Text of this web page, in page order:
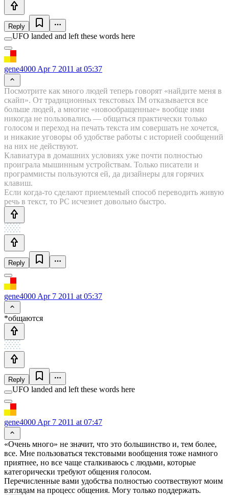
Reply
UFO landed and left these words here
gene4000 Apr 7 2011 at 05:37
Посмотрите как много людей теперь говорят «найдите меня в
скайп». От традиционных текстовых IM отказывается все
больше людей, а многие «новообращенные» вообще ими
никогда не пользовались — общаться практически только
голосом и переход на печать текста им совершать не хочется,
и никакие уговоры об удобстве работы с историей сообщений
на них не действуют.
Клавиатура в домашних условиях уже почти полностью
проиграла мышинным устройствам. Только писатели и
программисты пользуются ей, да дизайнеры для горячих
клавиш.
Если когда-то сделают приемлемый способ переводить живую
речь в текст, то PC исчезнет довольно быстро.
Reply
gene4000 Apr 7 2011 at 05:37
*общаются
Reply
UFO landed and left these words here
gene4000 Apr 7 2011 at 07:47
«Очень много» не значит, что это большинство и, тем более,
все. Мне пользоваться текстовыми вообщения тоже намного
приятнее, но все чаще сталкиваюсь с людьми, которые
категорически требуют общения голосом.
Перечисленные вами удобства полностью соотвествуют моим
взглядам на процесс общения. Могу только поддержать.